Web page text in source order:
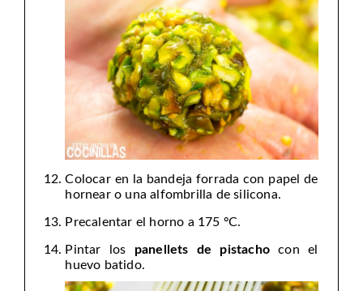
Colocar en la bandeja forrada con papel de
hornear o una alfombrilla de silicona.
Precalentar el horno a 175 ºC.
Pintar los panellets de pistacho con el
huevo batido.